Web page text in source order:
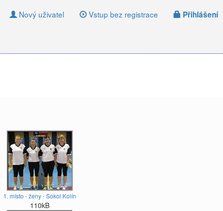
Nový uživatel Vstup bez registrace Přihlášení
1. místo - ženy - Sokol Kolín
110kB